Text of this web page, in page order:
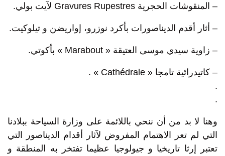
– المنقوشات الحجرية Gravures Rupestres لآيت بولي.
– أثار أقدم الديناصورات بأكرد نوزرو، إواريضن و تيلوكيت.
– زاوية سيدي موسى العتيقة « Marabout » بأكوتي.
– كاتيدرائية تامجا « Cathédrale » .
.
.
وهنا لا بد من أن ننحي باللائمة على وزارة السياحة ببلادنا
التي لم تعر الاهتمام المفروض لآثار أقدام الديناصور التي
تعتبر إرثا تاريخيا و جيولوجيا عظيما تفتخر به المنطقة و